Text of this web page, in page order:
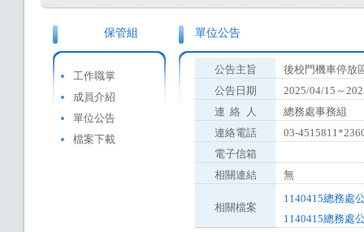
保管組
工作職掌
成員介紹
單位公告
檔案下載
單位公告
公告主旨
後校門機車停放
公告日期
2025/04/15～
連 絡 人
總務處事務組
連絡電話
03-
電子信箱
相關連結
無
相關檔案
1140415總務處
1140415總務處